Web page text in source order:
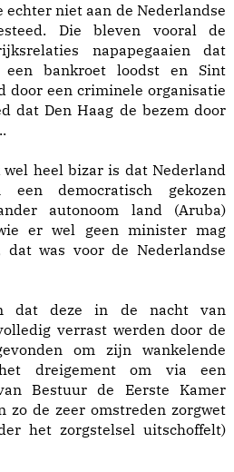
echter niet aan de Nederlandse
Die bleven vooral de
napapegaaien dat
bankroet loodst en Sint
door een criminele organisatie
dat Den Haag de bezem door
heel bizar is dat Nederland
democratisch gekozen
autonoom land (Aruba)
er wel geen minister mag
dat was voor de Nederlandse
dat deze in de nacht van
verrast werden door de
om zijn wankelende
dreigement om via een
Bestuur de Eerste Kamer
zo de zeer omstreden zorgwet
het zorgstelsel uitschoffelt)